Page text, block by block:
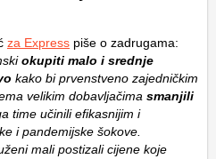
za Express piše o zadrugama:
okupiti malo i srednje
kako bi prvenstveno zajedničkim
velikim dobavljačima smanjili
time učinili efikasnijim i
i pandemijske šokove.
mali postizali cijene koje